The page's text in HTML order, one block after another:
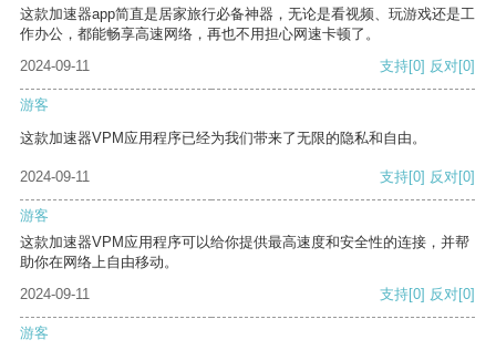
这款加速器app简直是居家旅行必备神器，无论是看视频、玩游戏还是工
作办公，都能畅享高速网络，再也不用担心网速卡顿了。
2024-09-11
支持[0] 反对[0]
游客
这款加速器VPM应用程序已经为我们带来了无限的隐私和自由。
2024-09-11 支持[0] 反对[0]
游客
这款加速器VPM应用程序可以给你提供最高速度和安全性的连接，并帮
助你在网络上自由移动。
2024-09-11
支持[0] 反对[0]
游客